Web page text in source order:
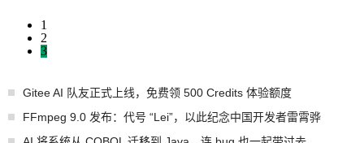
1
2
3
Gitee AI 队友正式上线，免费领 500 Credits 体验额度
FFmpeg 9.0 发布：代号 “Lei”，以此纪念中国开发者雷霄骅